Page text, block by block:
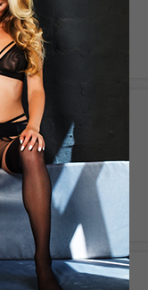
istusirati